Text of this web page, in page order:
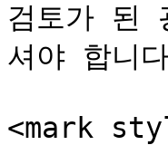
검토가 된
셔야 합니
<mark